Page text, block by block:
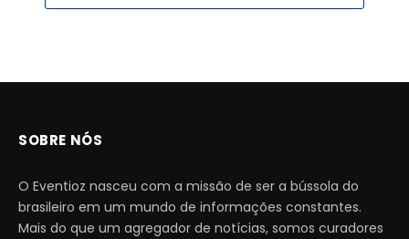
SOBRE NÓS
O Eventioz nasceu com a missão de ser a bússola do
brasileiro em um mundo de informações constantes.
Mais do que um agregador de notícias, somos curadores